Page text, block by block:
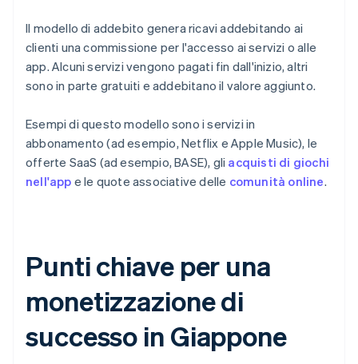
Il modello di addebito genera ricavi addebitando ai
clienti una commissione per l'accesso ai servizi o alle
app. Alcuni servizi vengono pagati fin dall'inizio, altri
sono in parte gratuiti e addebitano il valore aggiunto.
Esempi di questo modello sono i servizi in
abbonamento (ad esempio, Netflix e Apple Music), le
offerte SaaS (ad esempio, BASE), gli acquisti di giochi
nell'app e le quote associative delle comunità online.
Punti chiave per una
monetizzazione di
successo in Giappone